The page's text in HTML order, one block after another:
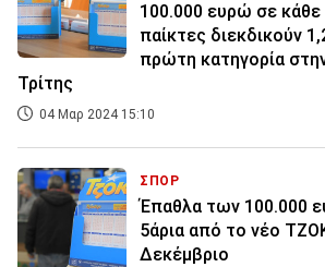
100.000 ευρώ σε κάθε
παίκτες διεκδικούν
πρώτη κατηγορία
Τρίτης
04 Μαρ 2024 15:10
ΣΠΟΡ
Έπαθλα των 100.000
5άρια από το νέο
Δεκέμβριο